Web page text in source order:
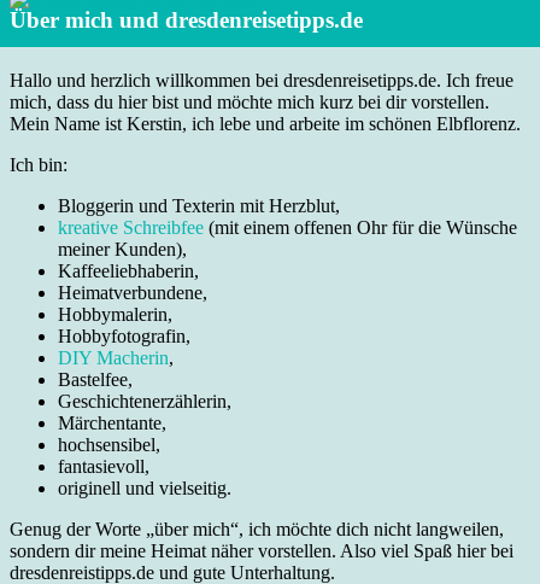
Über mich und dresdenreisetipps.de
Hallo und herzlich willkommen bei dresdenreisetipps.de. Ich freue
mich, dass du hier bist und möchte mich kurz bei dir vorstellen.
Mein Name ist Kerstin, ich lebe und arbeite im schönen Elbflorenz.
Ich bin:
Bloggerin und Texterin mit Herzblut,
kreative Schreibfee (mit einem offenen Ohr für die Wünsche
meiner Kunden),
Kaffeeliebhaberin,
Heimatverbundene,
Hobbymalerin,
Hobbyfotografin,
DIY Macherin,
Bastelfee,
Geschichtenerzählerin,
Märchentante,
hochsensibel,
fantasievoll,
originell und vielseitig.
Genug der Worte „über mich“, ich möchte dich nicht langweilen,
sondern dir meine Heimat näher vorstellen. Also viel Spaß hier bei
dresdenreistipps.de und gute Unterhaltung.